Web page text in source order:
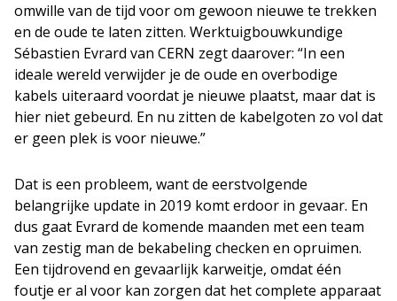
omwille van de tijd voor om gewoon nieuwe te trekken
en de oude te laten zitten. Werktuigbouwkundige
Sébastien Evrard van CERN zegt daarover: “In een
ideale wereld verwijder je de oude en overbodige
kabels uiteraard voordat je nieuwe plaatst, maar dat is
hier niet gebeurd. En nu zitten de kabelgoten zo vol dat
er geen plek is voor nieuwe.”
Dat is een probleem, want de eerstvolgende
belangrijke update in 2019 komt erdoor in gevaar. En
dus gaat Evrard de komende maanden met een team
van zestig man de bekabeling checken en opruimen.
Een tijdrovend en gevaarlijk karweitje, omdat één
foutje er al voor kan zorgen dat het complete apparaat